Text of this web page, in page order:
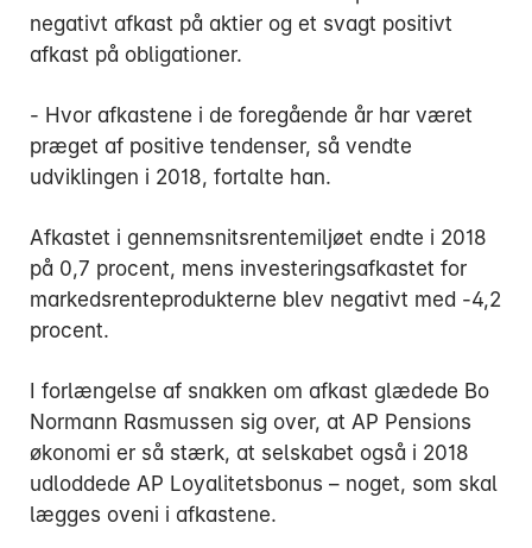
negativt afkast på aktier og et svagt positivt
afkast på obligationer.
- Hvor afkastene i de foregående år har været
præget af positive tendenser, så vendte
udviklingen i 2018, fortalte han.
Afkastet i gennemsnitsrentemiljøet endte i 2018
på 0,7 procent, mens investeringsafkastet for
markedsrenteprodukterne blev negativt med -4,2
procent.
I forlængelse af snakken om afkast glædede Bo
Normann Rasmussen sig over, at AP Pensions
økonomi er så stærk, at selskabet også i 2018
udloddede AP Loyalitetsbonus – noget, som skal
lægges oveni i afkastene.